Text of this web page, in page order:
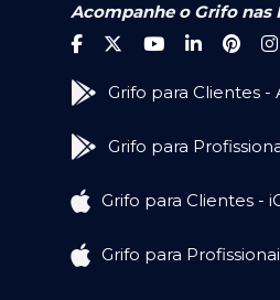
Acompanhe o Grifo nas
Grifo para Clientes -
Grifo para
Grifo para Clientes -
Grifo para